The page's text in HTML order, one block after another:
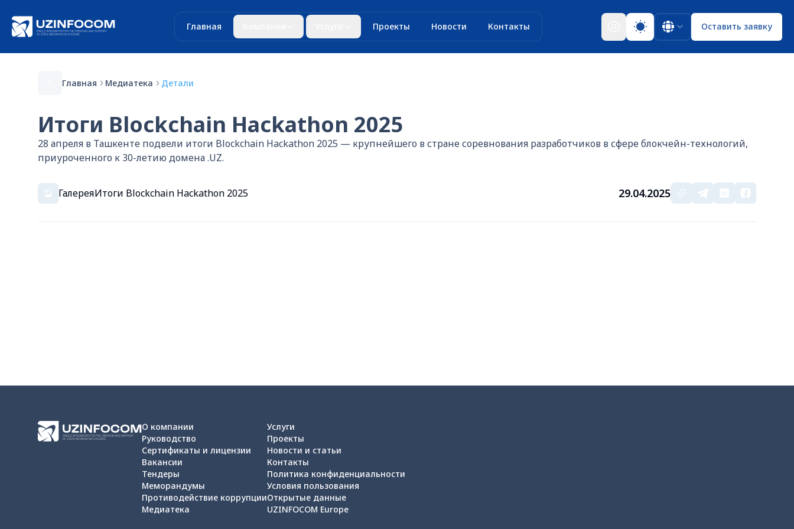
Главная Проекты Новости Контакты Оставить заявку
Главная Медиатека Детали
Итоги Blockchain Hackathon 2025
28 апреля в Ташкенте подвели итоги Blockchain Hackathon 2025 — крупнейшего в стране соревнования разработчиков в сфере блокчейн-технологий,
приуроченного к 30-летию домена .UZ.
ГалереяИтоги Blockchain Hackathon 2025 29.04.2025
О компании
Руководство
Сертификаты и лицензии
Вакансии
Тендеры
Меморандумы
Противодействие коррупции
Медиатека
Услуги
Проекты
Новости и статьи
Контакты
Политика конфиденциальности
Условия пользования
Открытые данные
UZINFOCOM Europe